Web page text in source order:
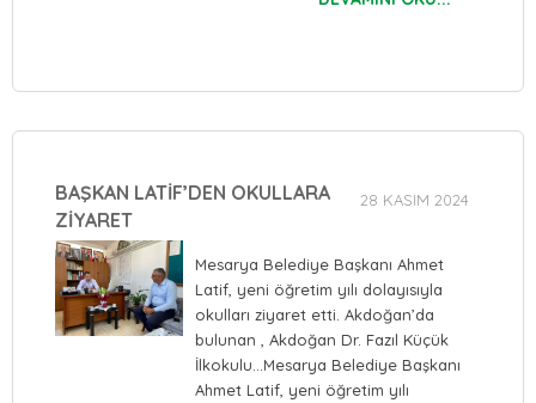
28 KASIM 2024
BAŞKAN LATİF’DEN OKULLARA
ZİYARET
Mesarya Belediye Başkanı Ahmet
Latif, yeni öğretim yılı dolayısıyla
okulları ziyaret etti. Akdoğan’da
bulunan , Akdoğan Dr. Fazıl Küçük
İlkokulu…Mesarya Belediye Başkanı
Ahmet Latif, yeni öğretim yılı